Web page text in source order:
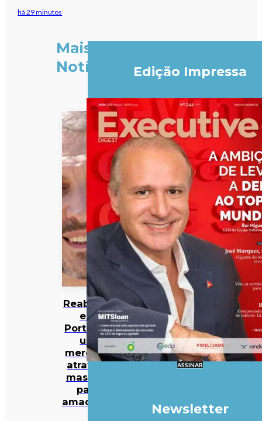
há 29 minutos
Mais
Notícias
Reabilitar
em
Portugal:
um
mercado
atrativo,
mas não
para
amadores
Edição Impressa
ASSINAR
Newsletter